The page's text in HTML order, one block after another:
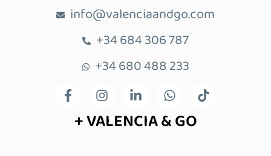
info@valenciaandgo.com
+34 684 306 787
+34 680 488 233
+ VALENCIA & GO